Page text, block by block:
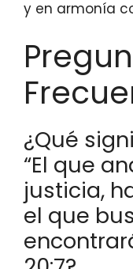
y en armonía
¿Qué
“El que
justicia,
el que